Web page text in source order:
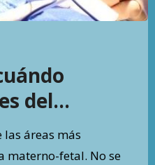
del
cambiar
materno-fetal. No se